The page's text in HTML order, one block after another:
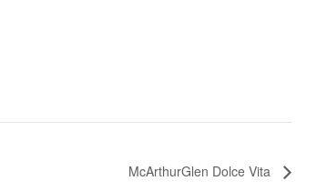
McArthurGlen Dolce Vita